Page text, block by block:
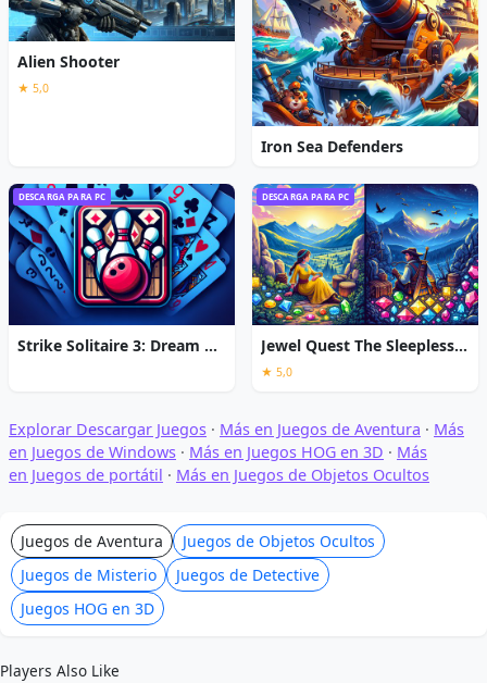
Alien Shooter
★ 5,0
Iron Sea Defenders
DESCARGA PARA PC
Strike Solitaire 3: Dream Resort
DESCARGA PARA PC
Jewel Quest The Sleepless Star
★ 5,0
Explorar Descargar Juegos · Más en Juegos de Aventura · Más
en Juegos de Windows · Más en Juegos HOG en 3D · Más
en Juegos de portátil · Más en Juegos de Objetos Ocultos
Juegos de Aventura
Juegos de Objetos Ocultos
Juegos de Misterio
Juegos de Detective
Juegos HOG en 3D
Players Also Like